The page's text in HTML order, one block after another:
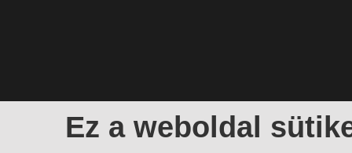
Ez a weboldal